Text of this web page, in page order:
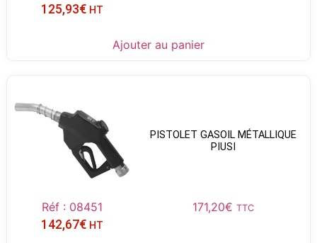
125,93€ HT
Ajouter au panier
PISTOLET GASOIL MÉTALLIQUE
PIUSI
Réf : 08451 171,20€ TTC
142,67€ HT